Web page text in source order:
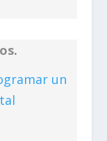
un